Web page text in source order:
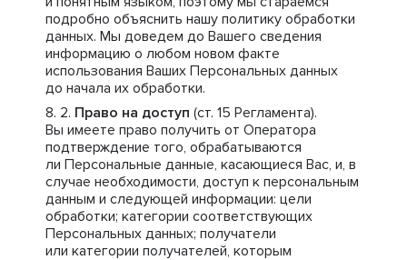
подробно объяснить нашу политику обработки
данных. Мы доведем до Вашего сведения
информацию о любом новом факте
использования Ваших Персональных данных
до начала их обработки.
Право на доступ (ст. 15 Регламента).
Вы имеете право получить от Оператора
подтверждение того, обрабатываются
ли Персональные данные, касающиеся Вас, и, в
случае необходимости, доступ к персональным
данным и следующей информации: цели
обработки; категории соответствующих
Персональных данных; получатели
или категории получателей, которым